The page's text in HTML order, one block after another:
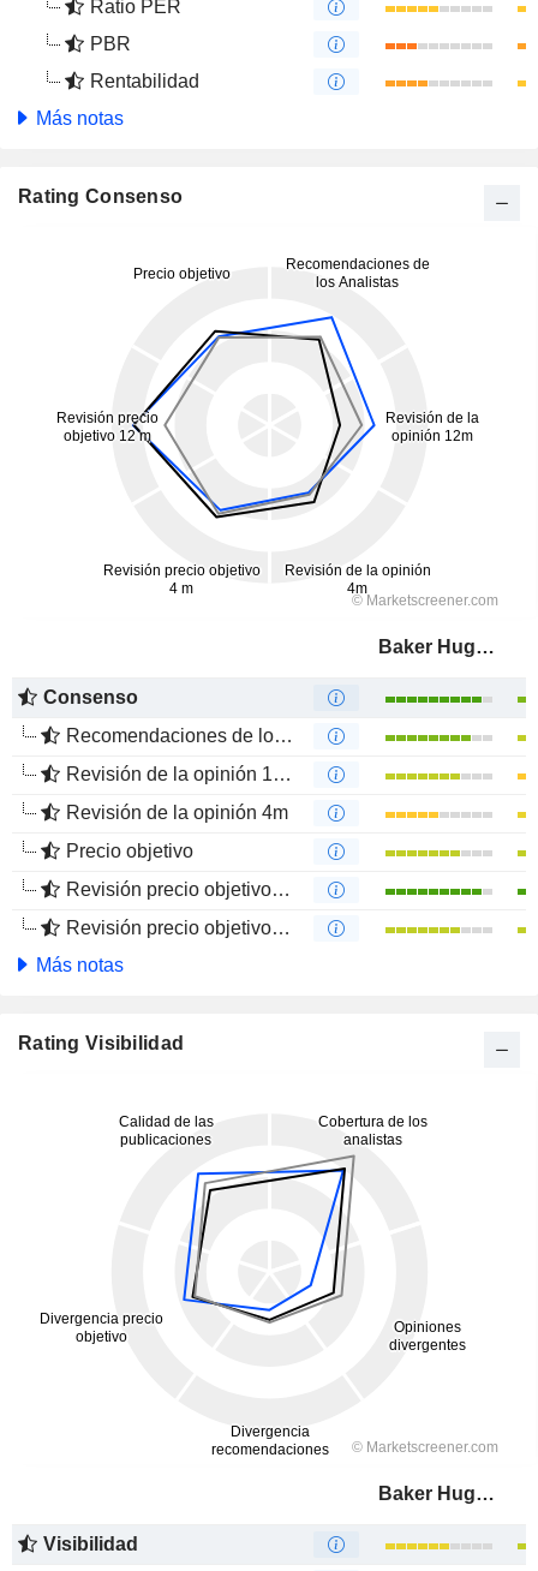
Ratio PER
PBR
Rentabilidad
Más notas
Rating Consenso
Baker Hughes Company
Consenso
Recomendaciones de los Analistas
Revisión de la opinión 12m
Revisión de la opinión 4m
Precio objetivo
Revisión precio objetivo 12 m
Revisión precio objetivo 4 m
Más notas
Rating Visibilidad
Baker Hughes Company
Visibilidad